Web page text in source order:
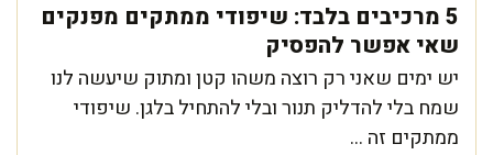
5 מרכיבים בלבד: שיפודי ממתקים מפנקים
שאי אפשר להפסיק
יש ימים שאני רק רוצה משהו קטן ומתוק שיעשה לנו
שמח בלי להדליק תנור ובלי להתחיל בלגן. שיפודי
ממתקים זה ...